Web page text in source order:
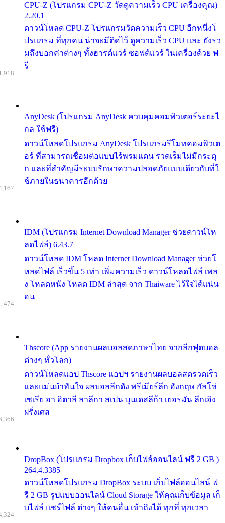
CPU-Z (โปรแกรม CPU-Z วัดดูความเร็ว CPU เครื่องคุณ)
2.20.1
ดาวน์โหลด CPU-Z โปรแกรมวัดความเร็ว CPU อีกหนึ่งโ
ปรแกรม ที่ทุกคน น่าจะมีติดไว้ ดูความเร็ว CPU และ ยังรว
มถึงบอกค่าต่างๆ ทั้งฮารด์แวร์ ซอฟต์แวร์ ในเครื่องด้วย ฟ
รี
AnyDesk (โปรแกรม AnyDesk ควบคุมคอมพิวเตอร์ระยะไ
กล ใช้ฟรี)
ดาวน์โหลดโปรแกรม AnyDesk โปรแกรมรีโมทคอมพิวเต
อร์ ที่สามารถเชื่อมต่อแบบไร้พรมแดน รวดเร็มไม่มีกระตุ
ก และที่สำคัญมีระบบรักษาความปลอดภัยแบบเดียวกับที่ใ
ช้ภายในธนาคารอีกด้วย
IDM (โปรแกรม Internet Download Manager ช่วยดาวน์โห
ลดไฟล์) 6.43.7
ดาวน์โหลด IDM โหลด Internet Download Manager ช่วยโ
หลดไฟล์ เร็วขึ้น 5 เท่า เพิ่มความเร็ว ดาวน์โหลดไฟล์ เพล
ง โหลดหนัง โหลด IDM ล่าสุด จาก Thaiware ไว้ใจได้แน่น
อน
Thscore (App รายงานผลบอลสดภาษาไทย จากลีกฟุตบอล
ต่างๆ ทั่วโลก)
ดาวน์โหลดแอป Thscore แอปฯ รายงานผลบอลสดรวดเร็ว
และแม่นยำทันใจ ผลบอลลีกดัง พรีเมียร์ลีก อังกฤษ กัลโช่
เซเรีย อา อิตาลี ลาลีกา สเปน บุนเดสลีก้า เยอรมัน ลีกเอิง
ฝรั่งเศส
474
DropBox (โปรแกรม Dropbox เก็บไฟล์ออนไลน์ ฟรี 2 GB )
264.4.3385
ดาวน์โหลดโปรแกรม DropBox ระบบ เก็บไฟล์ออนไลน์ ฟ
รี 2 GB รูปแบบออนไลน์ Cloud Storage ให้คุณเก็บข้อมูล เก็
บไฟล์ แชร์ไฟล์ ต่างๆ ให้คนอื่น เข้าถึงได้ ทุกที่ ทุกเวลา